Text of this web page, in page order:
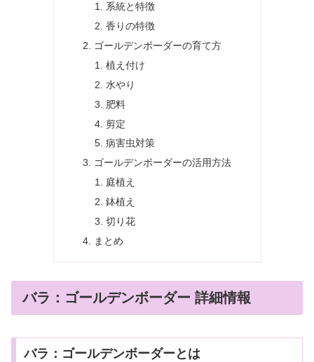
系統と特徴
香りの特徴
ゴールデンボーダーの育て方
植え付け
水やり
肥料
剪定
病害虫対策
ゴールデンボーダーの活用方法
庭植え
鉢植え
切り花
まとめ
バラ：ゴールデンボーダー 詳細情報
バラ：ゴールデンボーダーとは